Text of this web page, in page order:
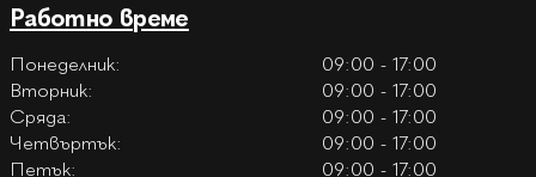
Работно време
Понеделник:
09:00 - 17:00
Вторник:
09:00 - 17:00
Сряда:
09:00 - 17:00
Четвъртък:
09:00 - 17:00
Петък:
09:00 - 17:00